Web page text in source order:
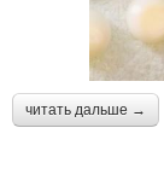
читать дальше →